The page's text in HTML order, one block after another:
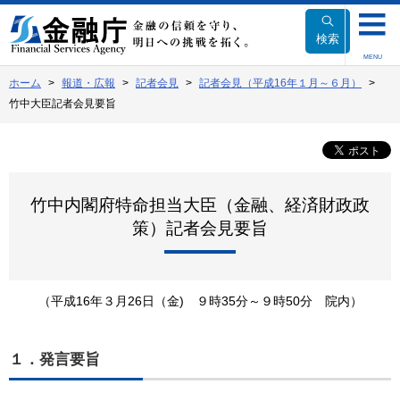
文
へ
動
検索
MENU
ホーム 報道・広報 記者会見
記者会見（平成16年１月～６月）
竹中大臣記者会見要旨
竹中内閣府特命担当大臣（金融、経済財政政
策）記者会見要旨
（平成16年３月26日（金) ９時35分～９時50分 院内）
１．発言要旨